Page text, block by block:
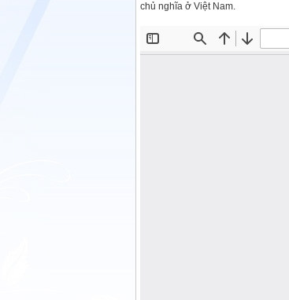
chủ nghĩa ở Việt Nam.